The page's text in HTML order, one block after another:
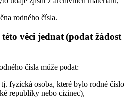
rodného čísla.
věci jednat (podat žádost
čísla může podat:
fyzická osoba, které bylo rodné číslo
republiky nebo cizinec),